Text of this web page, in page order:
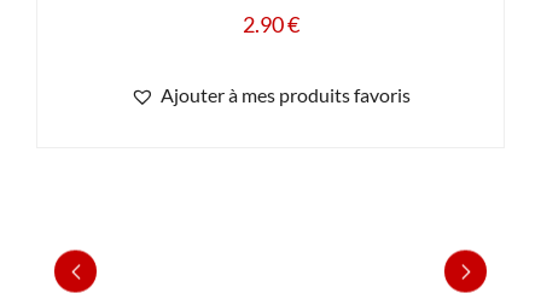
2.90€
Ajouter à mes produits favoris